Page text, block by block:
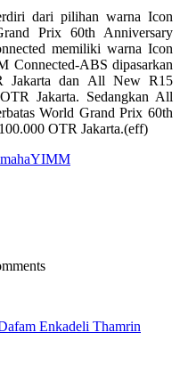
dari pilihan warna Icon
Prix 60th Anniversary
memiliki warna Icon
Connected-ABS dipasarkan
Jakarta dan All New R15
Jakarta. Sedangkan All
World Grand Prix 60th
OTR Jakarta.(eff)
YIMM
Enkadeli Thamrin